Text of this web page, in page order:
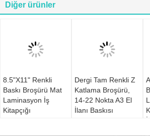
Diğer ürünler
8.5"X11" Renkli
Baskı Broşürü Mat
Laminasyon İş
Kitapçığı
Dergi Tam Renkli Z
Katlama Broşürü,
14-22 Nokta A3 El
İlanı Baskısı